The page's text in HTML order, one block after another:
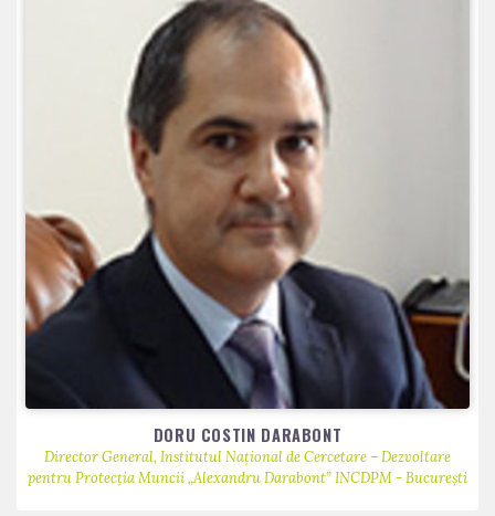
DORU COSTIN DARABONT
Director General, Institutul Național de Cercetare – Dezvoltare
pentru Protecția Muncii „Alexandru Darabont” INCDPM - București